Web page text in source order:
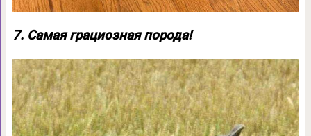
7. Самая грациозная порода!